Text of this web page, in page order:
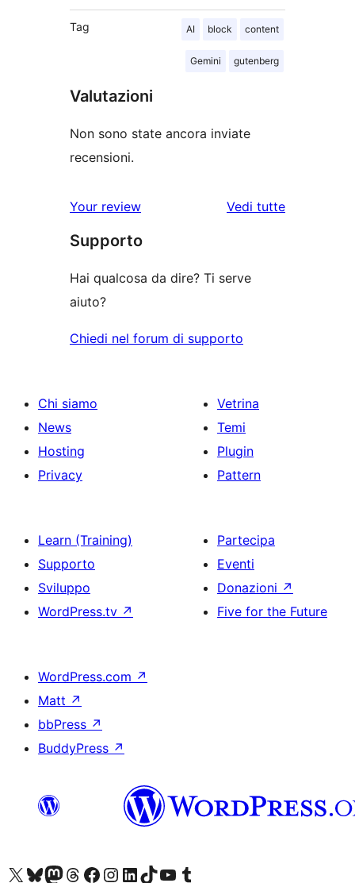
Tag AI block content
Gemini gutenberg
Valutazioni
Non sono state ancora inviate
recensioni.
Your review Vedi tuttele
Supporto
Hai qualcosa da dire? Ti serve
aiuto?
Chiedi nel forum di supporto
Chi siamo
News
Hosting
Privacy
Vetrina
Temi
Plugin
Pattern
Learn (Training)
Supporto
Sviluppo
WordPress.tv ↗
Partecipa
Eventi
Donazioni ↗
Five for the Future
WordPress.com ↗
Matt ↗
bbPress ↗
BuddyPress ↗
Visita il nostro account X (ex Twitter)
Visita il nostro account Bluesky
Visita il nostro account Mastodon
Visita il nostro account Threads
Visita la nostra pagina Facebook
Visita il nostro account Instagram
Visita il nostro account LinkedIn
Visita il nostro account TikTok
Visita il nostro canale YouTube
Visita il nostro account Tumblr